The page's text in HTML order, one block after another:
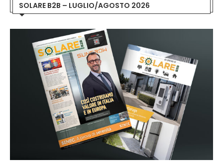
SOLARE B2B – LUGLIO/AGOSTO 2026